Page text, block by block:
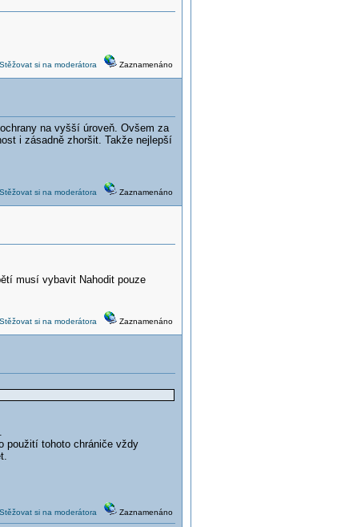
Stěžovat si na moderátora Zaznamenáno
na vyšší úroveň. Ovšem za
i zásadně zhoršit. Takže nejlepší
Stěžovat si na moderátora Zaznamenáno
musí vybavit Nahodit pouze
Stěžovat si na moderátora Zaznamenáno
použití tohoto chrániče vždy
Stěžovat si na moderátora Zaznamenáno